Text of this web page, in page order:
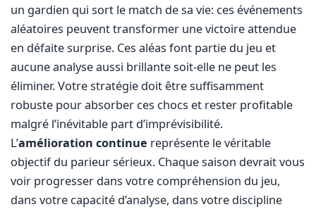
un gardien qui sort le match de sa vie: ces événements
aléatoires peuvent transformer une victoire attendue
en défaite surprise. Ces aléas font partie du jeu et
aucune analyse aussi brillante soit-elle ne peut les
éliminer. Votre stratégie doit être suffisamment
robuste pour absorber ces chocs et rester profitable
malgré l’inévitable part d’imprévisibilité.
L’amélioration continue représente le véritable
objectif du parieur sérieux. Chaque saison devrait vous
voir progresser dans votre compréhension du jeu,
dans votre capacité d’analyse, dans votre discipline